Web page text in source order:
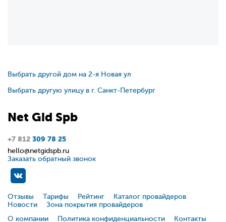
Выбрать другой дом на 2-я Новая ул
Выбрать другую улицу в г. Санкт-Петербург
Net Gid Spb
+7 812 309 78 25
hello@netgidspb.ru
Заказать обратный звонок
Отзывы Тарифы Рейтинг
Каталог провайдеров
Новости
Зона покрытия провайдеров
О компании
Политика конфиденциальности Контакты